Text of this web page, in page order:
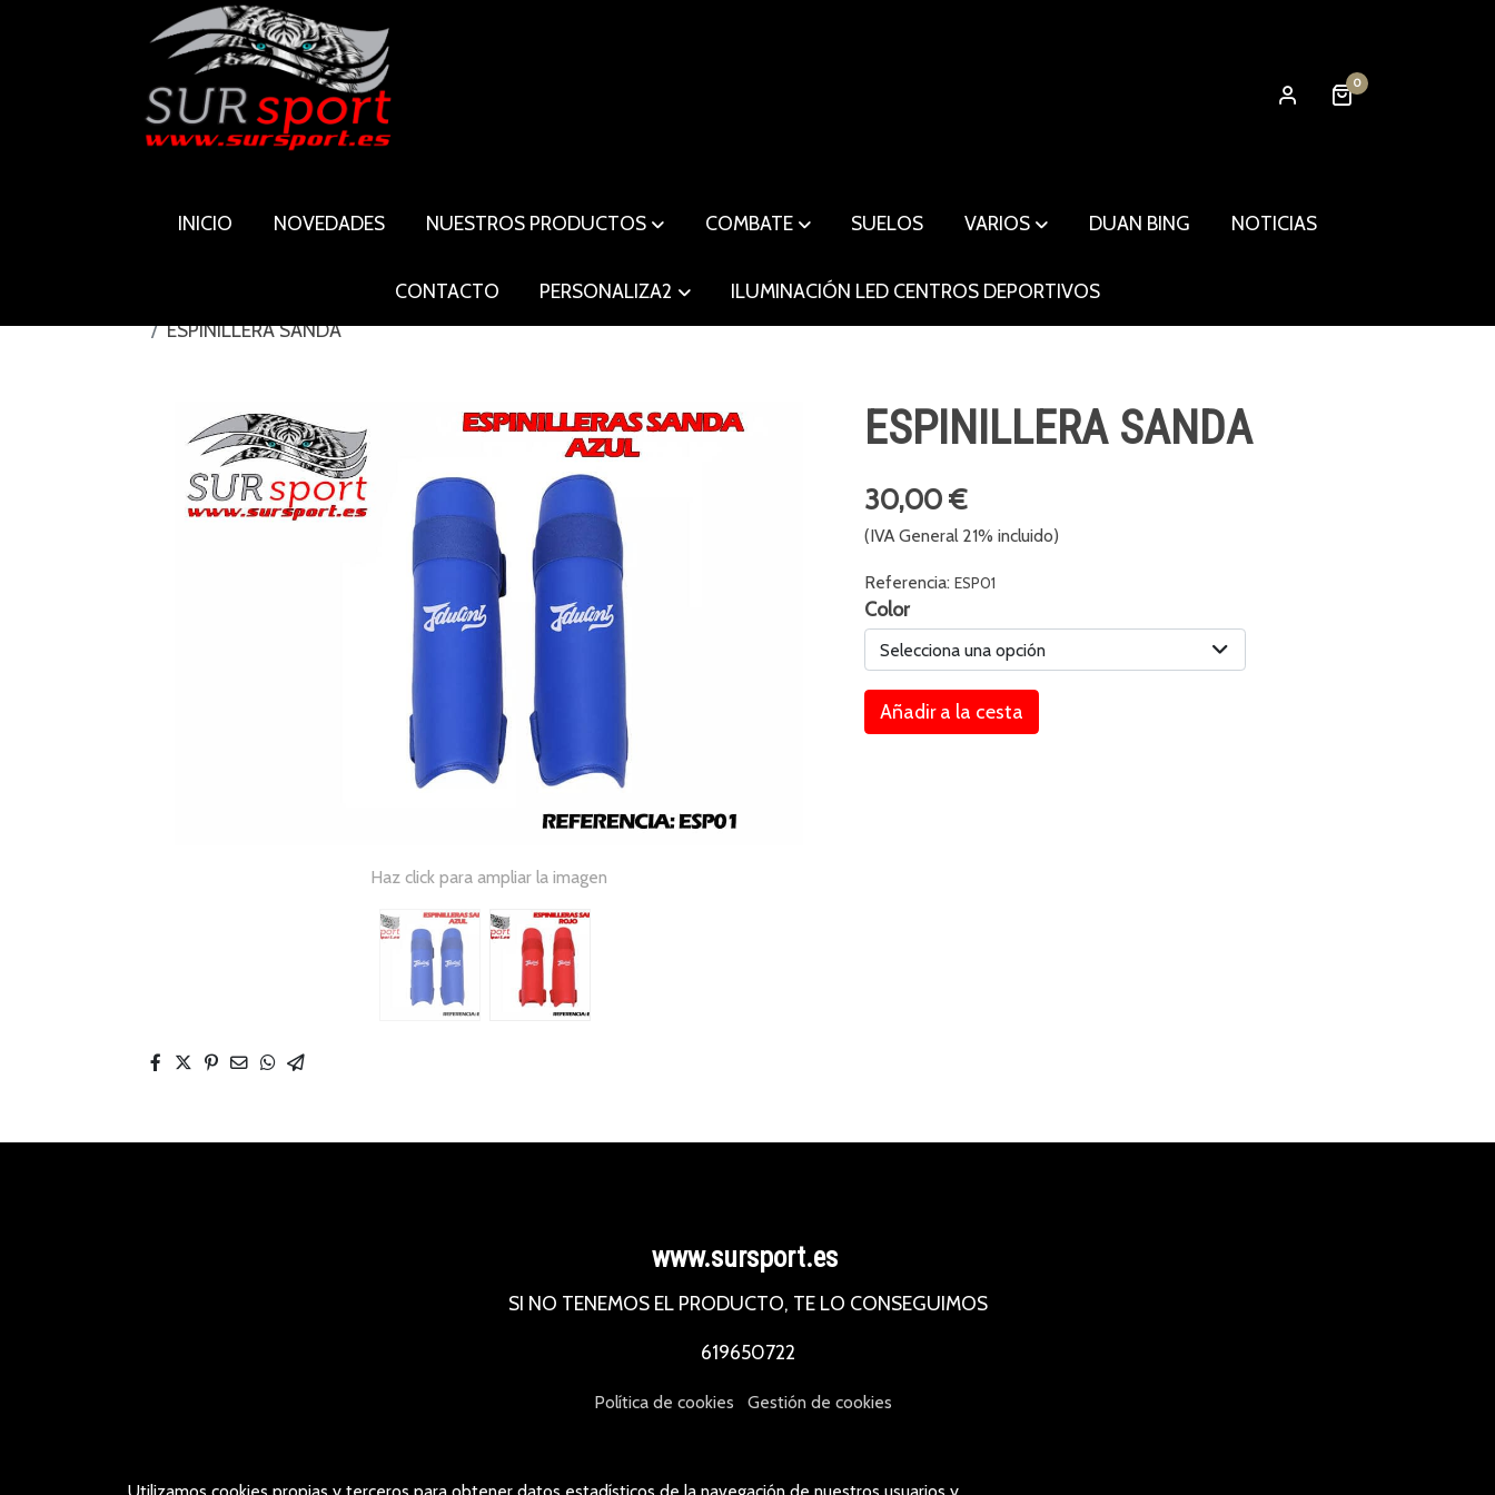
0
INICIO NOVEDADES NUESTROS PRODUCTOS COMBATE SUELOS VARIOS DUAN BING NOTICIAS
CONTACTO PERSONALIZA2
ILUMINACIÓN LED CENTROS DEPORTIVOS
ESPINILLERA SANDA
Haz click para ampliar la imagen
ESPINILLERA SANDA
30,00 €
(IVA General 21% incluido)
Referencia:ESP01
Color
Selecciona una opción
Añadir a la cesta
www.sursport.es
SI NO TENEMOS EL PRODUCTO, TE LO CONSEGUIMOS
619650722
Política de cookies Gestión de cookies